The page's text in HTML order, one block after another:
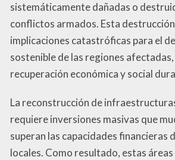
sistemáticamente dañadas o
conflictos armados. Esta
implicaciones catastróficas para el
sostenible de las regiones
recuperación económica y social
La reconstrucción de
requiere inversiones masivas que
superan las capacidades financieras
locales. Como resultado, estas